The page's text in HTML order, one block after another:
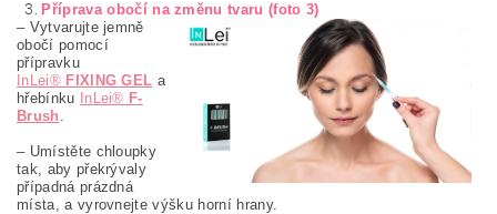
Příprava obočí na změnu tvaru (foto 3)
– Vytvarujte jemně
obočí pomocí
přípravku
InLei® FIXING GEL a
hřebínku
InLei® F-
Brush .
– Umístěte chloupky
tak, aby překrývaly
případná prázdná
místa, a vyrovnejte výšku horní hrany.